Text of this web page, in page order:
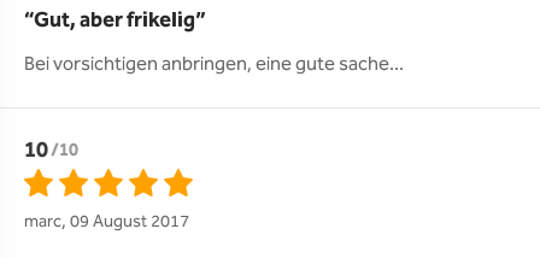
Gut, aber frikelig
10/10
marc, 09 August 2017